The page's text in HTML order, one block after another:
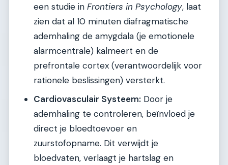
een studie in Frontiers in Psychology, laat
zien dat al 10 minuten diafragmatische
ademhaling de amygdala (je emotionele
alarmcentrale) kalmeert en de
prefrontale cortex (verantwoordelijk voor
rationele beslissingen) versterkt.
Cardiovasculair Systeem: Door je
ademhaling te controleren, beïnvloed je
direct je bloedtoevoer en
zuurstofopname. Dit verwijdt je
bloedvaten, verlaagt je hartslag en